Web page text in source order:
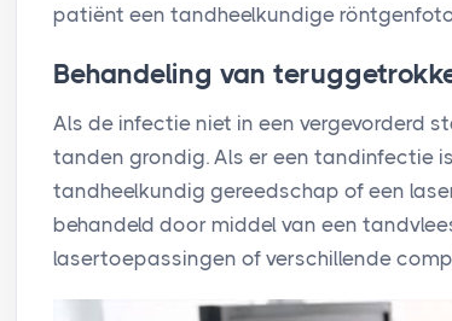
patiënt een tandheelkundige
Behandeling van
Als de infectie niet in een vergevorderd
tanden grondig. Als er een tandinfectie
tandheelkundig gereedschap of een
behandeld door middel van een
lasertoepassingen of verschillende